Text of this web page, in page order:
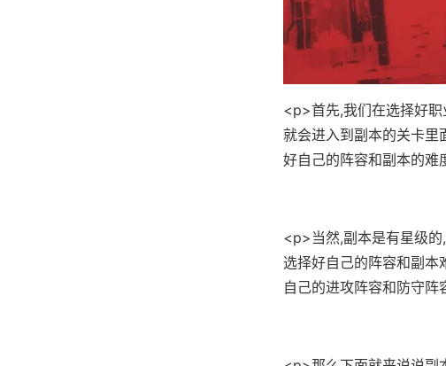
<p>首先,我们在选择好
就会进入到副本的关卡里
好自己的阵容和副本的难
<p>当然,副本是有星级
选择好自己的阵容和副本
自己的进攻阵容和防守